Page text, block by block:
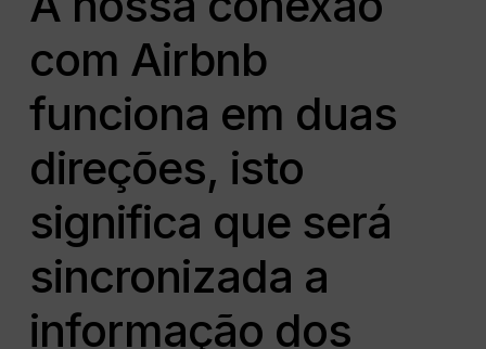
com Airbnb
funciona em duas
direções, isto
significa que será
sincronizada a
informação dos